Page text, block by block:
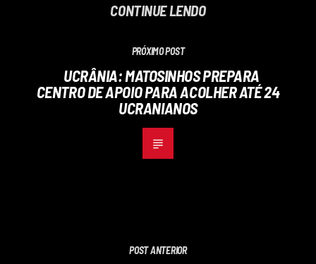
CONTINUE LENDO
PRÓXIMO POST
UCRÂNIA: MATOSINHOS PREPARA
CENTRO DE APOIO PARA ACOLHER ATÉ 24
UCRANIANOS
POST ANTERIOR